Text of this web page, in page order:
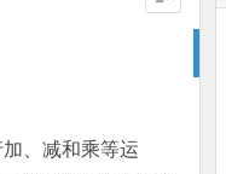
、减和乘等运